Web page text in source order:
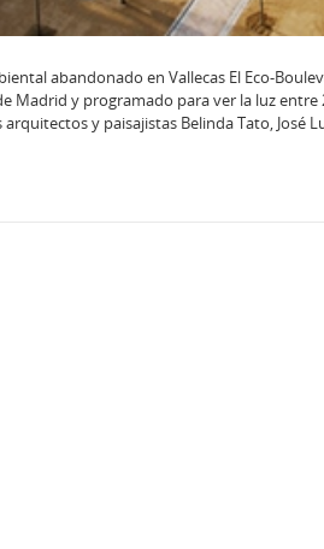
abandonado en Vallecas El Eco-
Madrid y programado para ver la luz entre
y paisajistas Belinda Tato, José